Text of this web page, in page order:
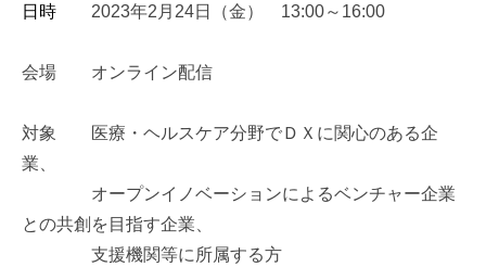
日時 2023年2月24日（金） 13:00～16:00
会場 オンライン配信
対象 医療・ヘルスケア分野でＤＸに関心のある企
業、
オープンイノベーションによるベンチャー企業
との共創を目指す企業、
支援機関等に所属する方